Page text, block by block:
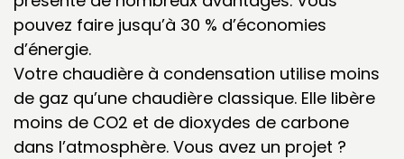
pouvez faire jusqu’à 30 % d’économies
d’énergie.
Votre chaudière à condensation utilise moins
de gaz qu’une chaudière classique. Elle libère
moins de CO2 et de dioxydes de carbone
dans l’atmosphère. Vous avez un projet ?